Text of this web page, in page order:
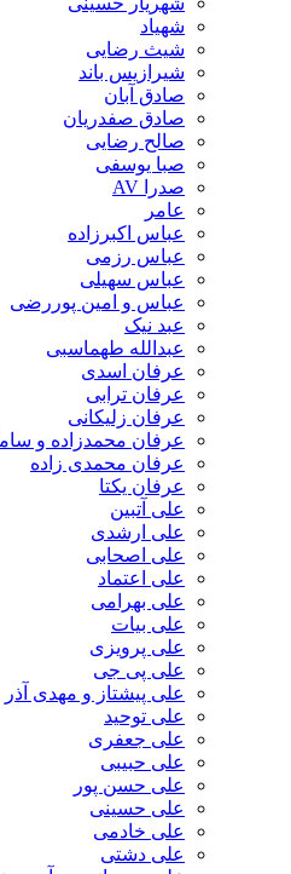
شهیاد
شیث رضایی
شیرازیس باند
صادق آبان
صادق صفدریان
صالح رضایی
صبا یوسفی
صدرا AV
عامر
عباس اکبرزاده
عباس رزمی
عباس سهیلی
عباس و امین پوررضی
عبد نیک
عبدالله طهماسبی‎
عرفان اسدی
عرفان ترابی
عرفان زلیکانی
عرفان محمدزاده و سامان
عرفان محمدی زاده
عرفان یکتا
علی آتبین
علی ارشدی
علی اصحابی
علی اعتماد
علی بهرامی
علی بیات
علی پرویزی
علی پی جی
علی پیشتاز و مهدی آذر
علی توحید
علی جعفری
علی حبیبی
علی حسن پور
علی حسینی
علی خادمی
علی دشتی